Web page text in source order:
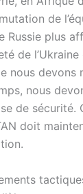
de
Russie plus
de
nous devons
nous
de sécurité.
doit